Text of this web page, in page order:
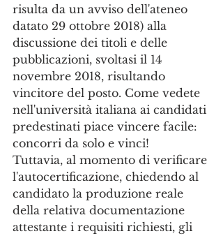
risulta da un avviso dell'ateneo
datato 29 ottobre 2018) alla
discussione dei titoli e delle
pubblicazioni, svoltasi il 14
novembre 2018, risultando
vincitore del posto. Come vedete
nell'università italiana ai candidati
predestinati piace vincere facile:
concorri da solo e vinci!
Tuttavia, al momento di verificare
l'autocertificazione, chiedendo al
candidato la produzione reale
della relativa documentazione
attestante i requisiti richiesti, gli